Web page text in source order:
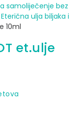
samoliječenje bez
Eterična ulja biljaka i
10ml
et.ulje